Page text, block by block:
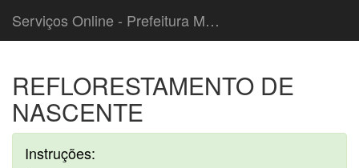
Serviços Online - Prefeitura Municipal de Cordeiropolis
REFLORESTAMENTO DE
NASCENTE
Instruções: